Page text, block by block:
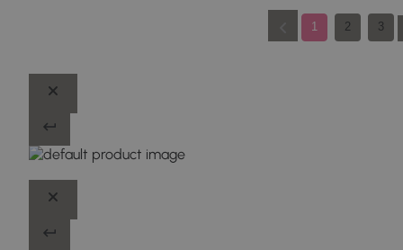
1 2 3